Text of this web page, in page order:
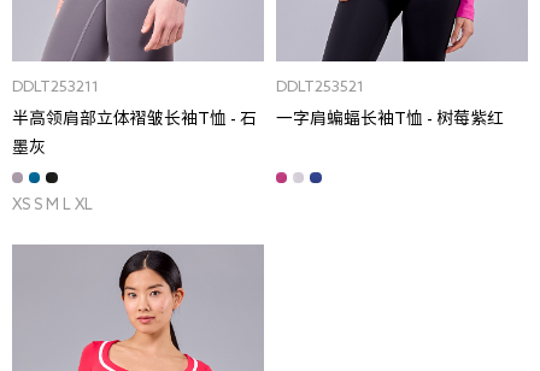
DDLT253211
半高领肩部立体褶皱长袖T恤 - 石
墨灰
XS S M L XL
DDLT253521
一字肩蝙蝠长袖T恤 - 树莓紫红